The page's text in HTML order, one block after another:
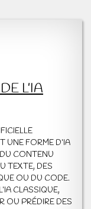
L’IA
UNE FORME D’IA
CONTENU
TEXTE, DES
OU DU CODE.
CLASSIQUE,
OU PRÉDIRE DES